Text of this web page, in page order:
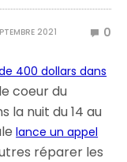
2021 0
400 dollars dans
coeur du
la nuit du 14 au
lance un appel
réparer les